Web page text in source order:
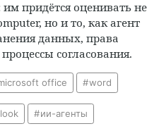
придётся оценивать не
но и то, как агент
данных, права
согласования.
office word
ии-агенты